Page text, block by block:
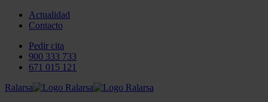
Actualidad
Contacto
Pedir cita
900 333 733
671 015 121
Ralarsa